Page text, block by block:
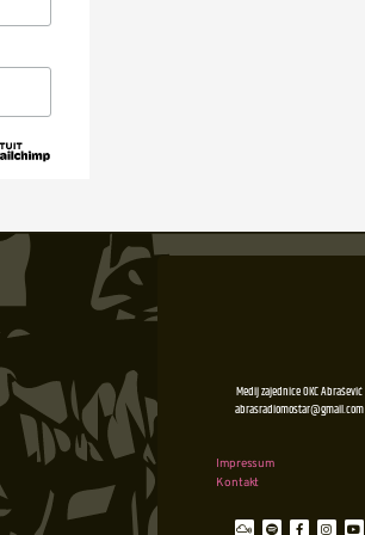
Medij zajednice OKC Abrašević
abrasradiomostar@gmail.com
Impressum
Kontakt